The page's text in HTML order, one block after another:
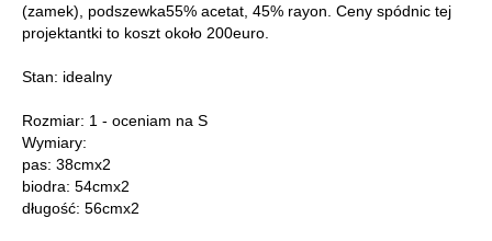
(zamek), podszewka55% acetat, 45% rayon. Ceny spódnic tej
projektantki to koszt około 200euro.
Stan: idealny
Rozmiar: 1 - oceniam na S
Wymiary:
pas: 38cmx2
biodra: 54cmx2
długość: 56cmx2